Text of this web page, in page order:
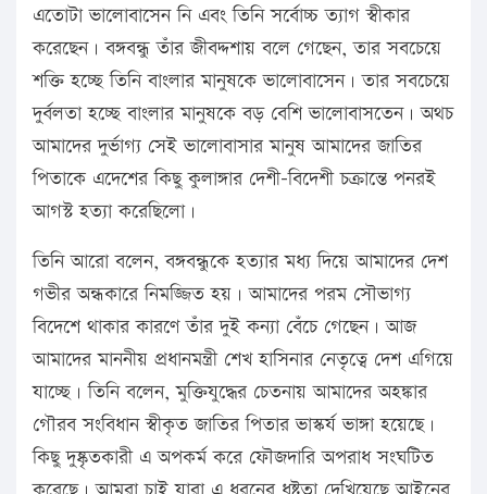
এতোটা ভালোবাসেন নি এবং তিনি সর্বোচ্চ ত্যাগ স্বীকার
করেছেন। বঙ্গবন্ধু তাঁর জীবদ্দশায় বলে গেছেন, তার সবচেয়ে
শক্তি হচ্ছে তিনি বাংলার মানুষকে ভালোবাসেন। তার সবচেয়ে
দুর্বলতা হচ্ছে বাংলার মানুষকে বড় বেশি ভালোবাসতেন। অথচ
আমাদের দুর্ভাগ্য সেই ভালোবাসার মানুষ আমাদের জাতির
পিতাকে এদেশের কিছু কুলাঙ্গার দেশী-বিদেশী চক্রান্তে পনরই
আগস্ট হত্যা করেছিলো।
তিনি আরো বলেন, বঙ্গবন্ধুকে হত্যার মধ্য দিয়ে আমাদের দেশ
গভীর অন্ধকারে নিমজ্জিত হয়। আমাদের পরম সৌভাগ্য
বিদেশে থাকার কারণে তাঁর দুই কন্যা বেঁচে গেছেন। আজ
আমাদের মাননীয় প্রধানমন্ত্রী শেখ হাসিনার নেতৃত্বে দেশ এগিয়ে
যাচ্ছে। তিনি বলেন, মুক্তিযুদ্ধের চেতনায় আমাদের অহঙ্কার
গৌরব সংবিধান স্বীকৃত জাতির পিতার ভাস্কর্য ভাঙ্গা হয়েছে।
কিছু দুষ্কৃতকারী এ অপকর্ম করে ফৌজদারি অপরাধ সংঘটিত